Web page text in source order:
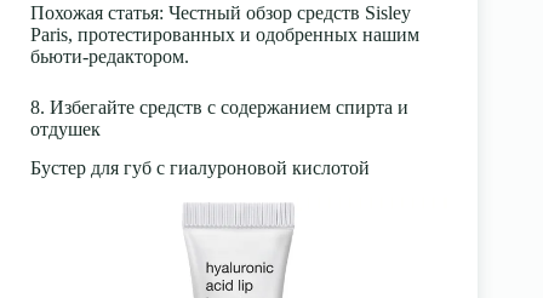
Похожая статья: Честный обзор средств Sisley
Paris, протестированных и одобренных нашим
бьюти-редактором.
8. Избегайте средств с содержанием спирта и
отдушек
Бустер для губ с гиалуроновой кислотой